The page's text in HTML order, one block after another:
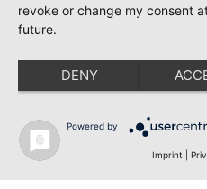
revoke or change my consent
future.
DENY
Powered by
Imprint